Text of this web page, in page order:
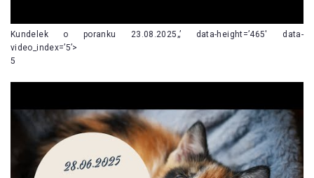
Kundelek o poranku 23.08.2025„’ data-height=’465′ data-
video_index=’5’>
5